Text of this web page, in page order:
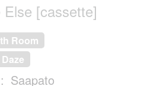
[cassette]
Room
Daze
Saapato